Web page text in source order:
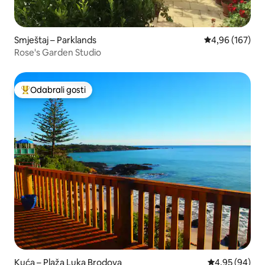
Smještaj – Parklands Prosječna
4,96 (167)
Rose's Garden Studio
Među najviše rangiranima s oznakom „Odabrali gosti”
Odabrali gosti
Kuća – Plaža Luka Brodova Prosječna
4,95 (94)